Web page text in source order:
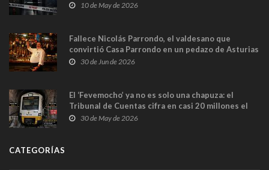
y las cámaras captan sus últimos minutos
10 de May de 2026
Fallece Nicolás Parrondo, el valdesano que
convirtió Casa Parrondo en un pedazo de Asturias
en Madrid
30 de Jun de 2026
El ‘Fevemocho’ ya no es solo una chapuza: el
Tribunal de Cuentas cifra en casi 20 millones el
sobrecoste de los trenes que no cabían por los
30 de May de 2026
CATEGORÍAS